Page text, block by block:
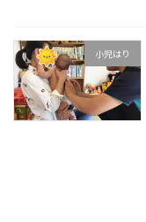
小児はり